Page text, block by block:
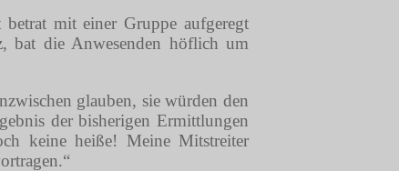
mit einer Gruppe aufgeregt
bat die Anwesenden höflich um
glauben, sie würden den
der bisherigen Ermittlungen
keine heiße! Meine Mitstreiter